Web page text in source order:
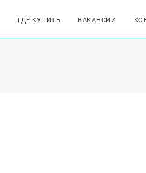
ГДЕ КУПИТЬ ВАКАНСИИ